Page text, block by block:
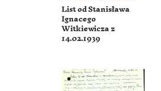
List od Stanisława
Ignacego
Witkiewicza z
14.02.1939